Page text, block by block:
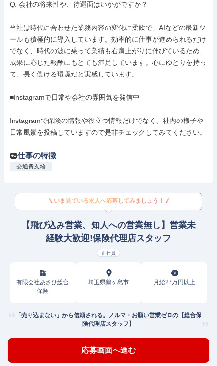
Q. 会社の将来性や、待遇面はいかがですか？
当社は時代に合わせた業務内容の変化に柔軟で、AIなどの最新ツ
ールも積極的に導入しています。効率的に仕事が進められるだけ
でなく、時代の波に乗って業績も右肩上がりに伸びているため、
成果に応じた報酬にもとても満足しています。心にゆとりを持っ
て、長く働ける環境だと実感しています。
■Instagramで日常や会社の雰囲気を発信中
Instagramで保険の情報や役立つ情報だけでなく、社内の様子や
日常風景を投稿していますので是非チェックしてみてください。
仕事の特徴
交通費支給
いま見ている求人へ応募してみましょう！
【飛び込み営業、知人への営業無し】営業未
経験大歓迎!保険代理店スタッフ
正社員
有限会社あさひ総合
保険
埼玉県鶴ヶ島市 月給27万円以上
「売り込まない」から信頼される。ノルマ・お願い営業ゼロの【総合保
険代理店スタッフ】
応募画面へ進む